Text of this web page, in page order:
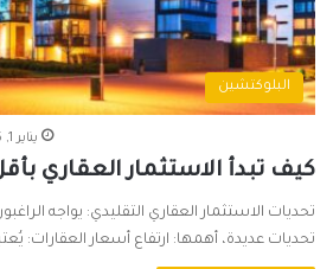
البلوكتشين
يناير 1, 2025
كيف تبدأ الاستثمار العقاري
تحديات الاستثمار العقاري التقليدي: يواجه
تحديات عديدة، أهمها: ارتفاع أسعار العقارات: